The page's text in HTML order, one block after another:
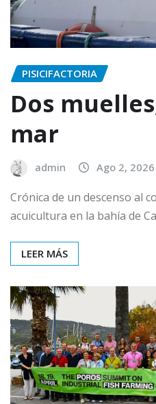
PISICIFACTORIA
Dos
mar
admin Ago 2, 2026
Crónica de un descenso al
acuicultura en la bahía de
LEER MÁS